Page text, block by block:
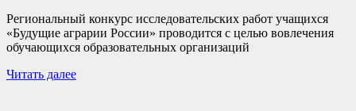
Региональный конкурс исследовательских работ учащихся
«Будущие аграрии России» проводится с целью вовлечения
обучающихся образовательных организаций
Читать далее